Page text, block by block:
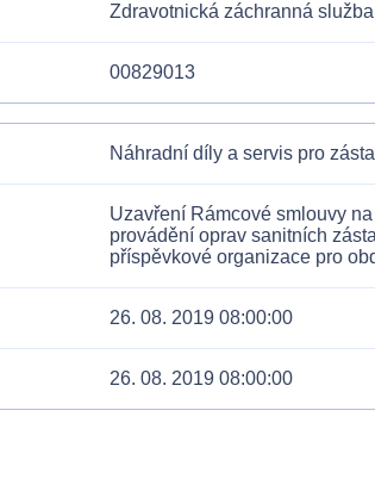
Zdravotnická záchranná
00829013
Náhradní díly a servis pro
Uzavření Rámcové smlouvy
provádění oprav sanitních
příspěvkové organizace pro
26. 08. 2019 08:00:00
26. 08. 2019 08:00:00